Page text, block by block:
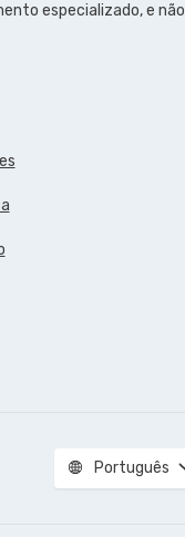
especializado, e não
Português